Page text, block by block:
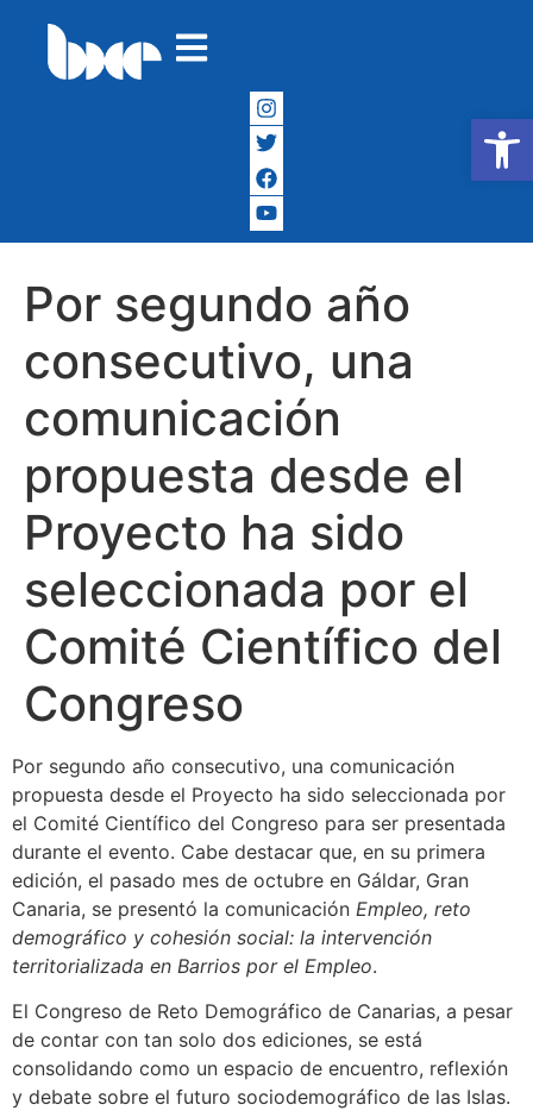
Abrir
Por segundo año
consecutivo, una
comunicación
propuesta desde el
Proyecto ha sido
seleccionada por el
Comité Científico del
Congreso
Por segundo año consecutivo, una comunicación
propuesta desde el Proyecto ha sido seleccionada por
el Comité Científico del Congreso para ser presentada
durante el evento. Cabe destacar que, en su primera
edición, el pasado mes de octubre en Gáldar, Gran
Canaria, se presentó la comunicación Empleo, reto
demográfico y cohesión social: la intervención
territorializada en Barrios por el Empleo.
El Congreso de Reto Demográfico de Canarias, a pesar
de contar con tan solo dos ediciones, se está
consolidando como un espacio de encuentro, reflexión
y debate sobre el futuro sociodemográfico de las Islas.